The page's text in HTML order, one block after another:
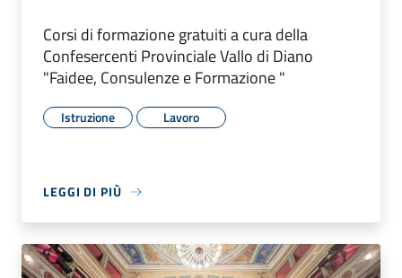
Corsi di formazione gratuiti a cura della
Confesercenti Provinciale Vallo di Diano
"Faidee, Consulenze e Formazione "
Istruzione Lavoro
LEGGI DI PIÙ